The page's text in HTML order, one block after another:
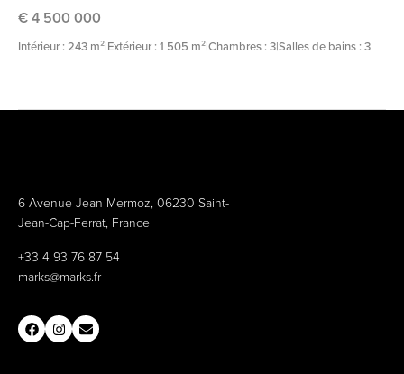
€ 4 500 000
Intérieur : 243 m²|Extérieur : 1 505 m²|Chambres : 3|Salles de bains : 3
6 Avenue Jean Mermoz, 06230 Saint-
Jean-Cap-Ferrat, France
+33 4 93 76 87 54
marks@marks.fr